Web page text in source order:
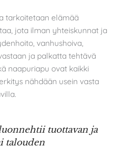
tarkoitetaan elämää
jota ilman yhteiskunnat ja
vanhushoiva,
ja palkatta tehtävä
naapuriapu ovat kaikki
nähdään usein vasta
tuottavan ja
talouden